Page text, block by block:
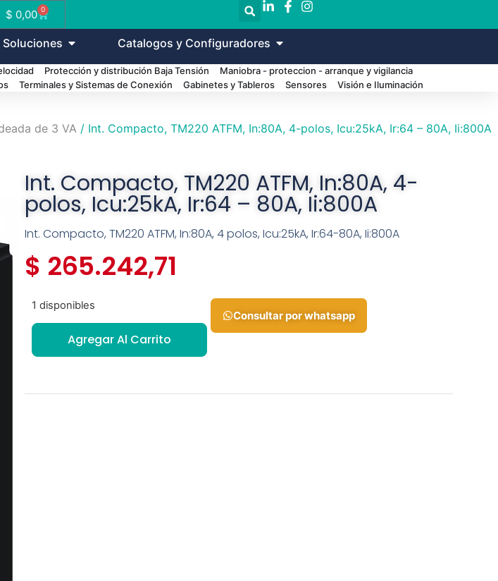
$ 0,00 0
Catalogos y Configuradores
Protección y distribución Baja Tensión
Maniobra - proteccion - arranque y vigilancia
Terminales y Sistemas de Conexión Gabinetes y Tableros Sensores Visión e Iluminación
de 3 VA/ Int. Compacto, TM220 ATFM, In:80A, 4-polos, Icu:25kA, Ir:64 – 80A, Ii:800A
Int. Compacto, TM220 ATFM, In:80A, 4-
polos, Icu:25kA, Ir:64 – 80A, Ii:800A
Int. Compacto, TM220 ATFM, In:80A, 4 polos, Icu:25kA, Ir:64-80A, Ii:800A
$ 265.242,71
1 disponibles
Agregar Al Carrito
Consultar por whatsapp